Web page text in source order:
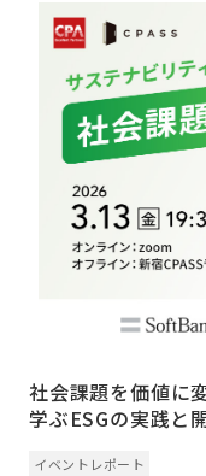
社会課題を価値に
学ぶESGの実践と
イベントレポート